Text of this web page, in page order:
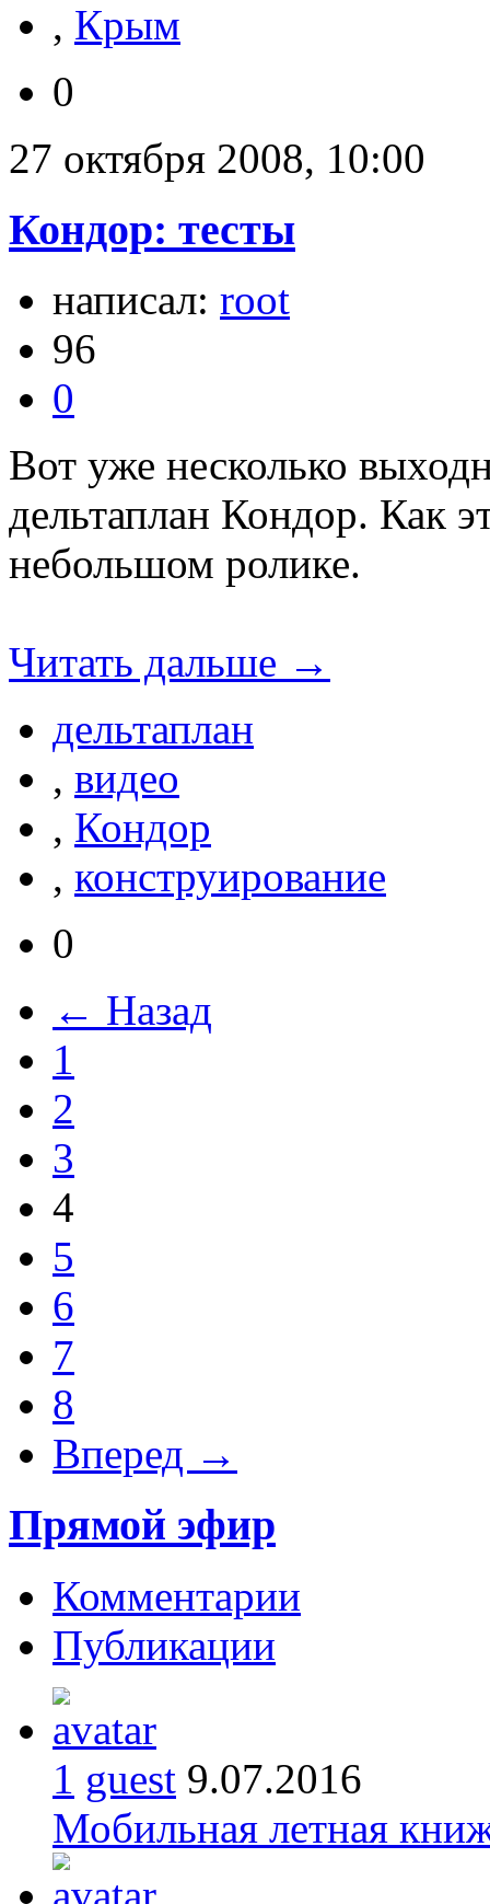
, Крым
0
27 октября 2008, 10:00
Кондор: тесты
написал: root
96
0
Вот уже несколько
дельтаплан Кондор. Как
небольшом ролике.
Читать дальше →
дельтаплан
, видео
, Кондор
, конструирование
0
← Назад
1
2
3
4
5
6
7
8
Вперед →
Прямой эфир
Комментарии
Публикации
1 guest 9.07.2016
Мобильная летная